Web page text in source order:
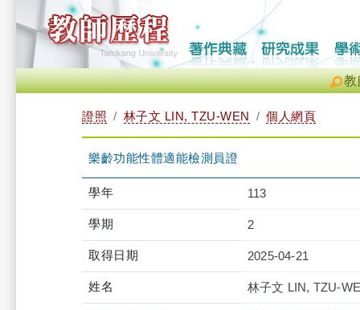
教
證照 林子文 LIN, TZU-WEN 個人網頁
樂齡功能性體適能檢測員證
學年 113
學期 2
取得日期 2025-04-21
姓名 林子文 LIN, TZU-